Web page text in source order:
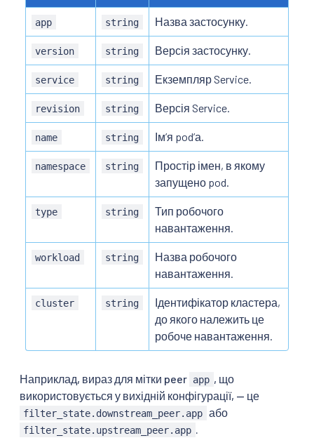
app string Назва застосунку.
version string Версія застосунку.
service string Екземпляр Service.
revision string Версія Service.
name string Імʼя podʼа.
namespace string
Простір імен, в якому
запущено pod.
type string
Тип робочого
навантаження.
workload string
Назва робочого
навантаження.
cluster string
Ідентифікатор кластера,
до якого належить це
робоче навантаження.
Наприклад, вираз для мітки peer app , що
використовується у вихідній конфігурації, — це
filter_state.downstream_peer.app або
filter_state.upstream_peer.app